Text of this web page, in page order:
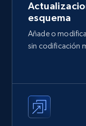
esquema
Añade o
sin codificación